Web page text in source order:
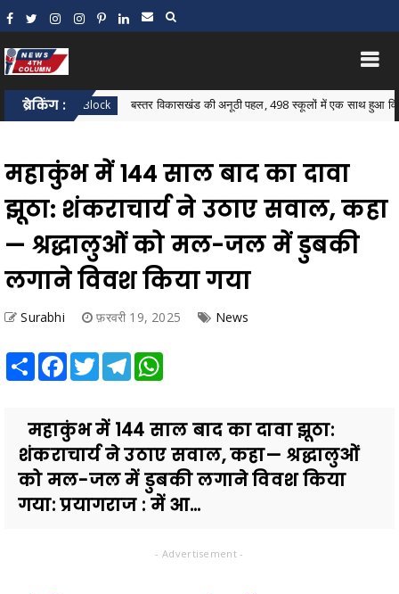
ब्रेकिंग :
Bastar Block बस्तर विकासखंड की अनूठी पहल, 498 स्कूलों में एक साथ हुआ विकासखंड
महाकुंभ में 144 साल बाद का दावा
झूठा: शंकराचार्य ने उठाए सवाल, कहा
— श्रद्धालुओं को मल-जल में डुबकी
लगाने विवश किया गया
Surabhi फ़रवरी 19, 2025 News
Share Facebook
TwitterTelegram
महाकुंभ में 144 साल बाद का दावा झूठा:
शंकराचार्य ने उठाए सवाल, कहा— श्रद्धालुओं
को मल-जल में डुबकी लगाने विवश किया
गया: प्रयागराज : में आ...
- Advertisement -